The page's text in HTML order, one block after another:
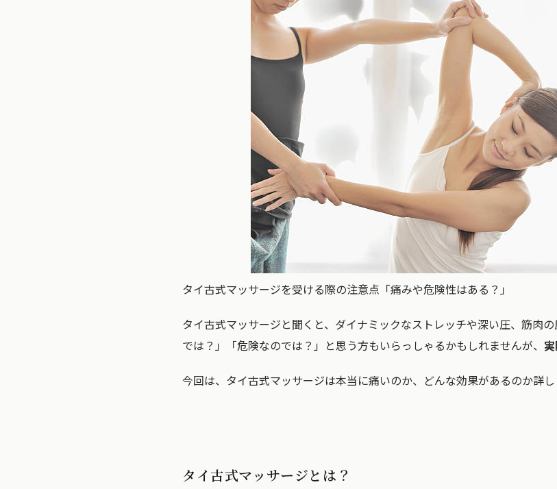
タイ古式マッサージを受ける際の注意点「痛みや危険性はある？」
タイ古式マッサージと聞くと、ダイナミックなストレッチや深い圧、筋肉
では？」「危険なのでは？」と思う方もいらっしゃるかもしれませんが、
今回は、タイ古式マッサージは本当に痛いのか、どんな効果があるのか詳し
タイ古式マッサージとは？